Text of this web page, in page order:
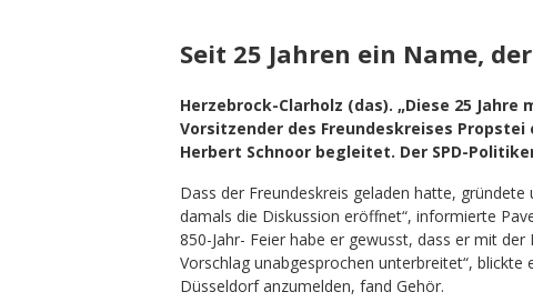
Seit 25 Jahren ein Name,
Herzebrock-Clarholz (das). „Diese 25
Vorsitzender des Freundeskreises
Herbert Schnoor begleitet. Der SPD-
Dass der Freundeskreis geladen hatte,
damals die Diskussion eröffnet“, informierte
850-Jahr- Feier habe er gewusst, dass er mit
Vorschlag unabgesprochen unterbreitet“,
Düsseldorf anzumelden, fand Gehör.